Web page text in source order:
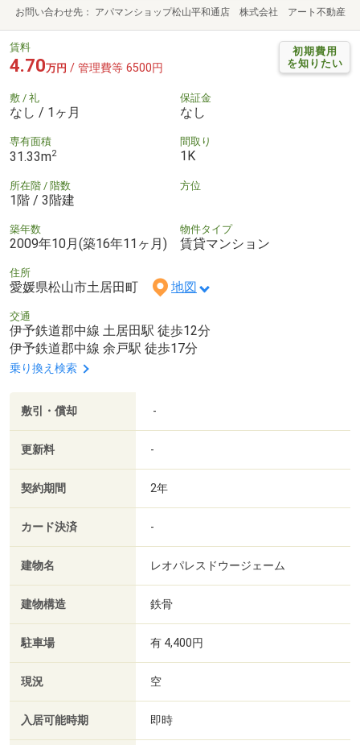
お問い合わせ先 アパマンショップ松山平和通店 株式会社 アート不動産
初期費用
を知りたい
賃料
4.70万円 / 管理費等 6500円
敷 / 礼
なし / 1ヶ月
保証金
なし
専有面積
31.33m2
間取り
1K
所在階 / 階数
1階 / 3階建
方位
築年数
2009年10月(築16年11ヶ月)
物件タイプ
賃貸マンション
住所
愛媛県松山市土居田町 地図
交通
伊予鉄道郡中線 土居田駅 徒歩12分
伊予鉄道郡中線 余戸駅 徒歩17分
乗り換え検索
敷引・償却 -
更新料 -
契約期間 2年
カード決済 -
建物名 レオパレスドウージェーム
建物構造 鉄骨
駐車場 有 4,400円
現況 空
入居可能時期 即時